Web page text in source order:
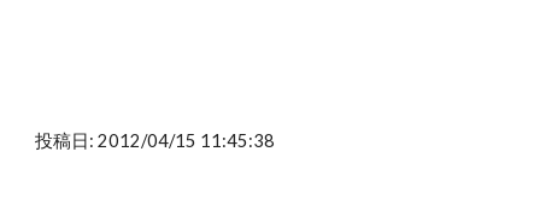
投稿日: 2012/04/15 11:45:38